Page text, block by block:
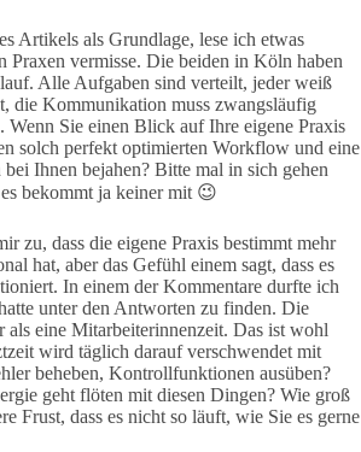
Artikels als Grundlage, lese ich etwas
Praxen vermisse. Die beiden in Köln haben
Alle Aufgaben sind verteilt, jeder weiß
die Kommunikation muss zwangsläufig
Wenn Sie einen Blick auf Ihre eigene Praxis
solch perfekt optimierten Workflow und eine
Ihnen bejahen? Bitte mal in sich gehen
bekommt ja keiner mit 😉
zu, dass die eigene Praxis bestimmt mehr
hat, aber das Gefühl einem sagt, dass es
In einem der Kommentare durfte ich
unter den Antworten zu finden. Die
als eine Mitarbeiterinnenzeit. Das ist wohl
wird täglich darauf verschwendet mit
beheben, Kontrollfunktionen ausüben?
geht flöten mit diesen Dingen? Wie groß
Frust, dass es nicht so läuft, wie Sie es gerne